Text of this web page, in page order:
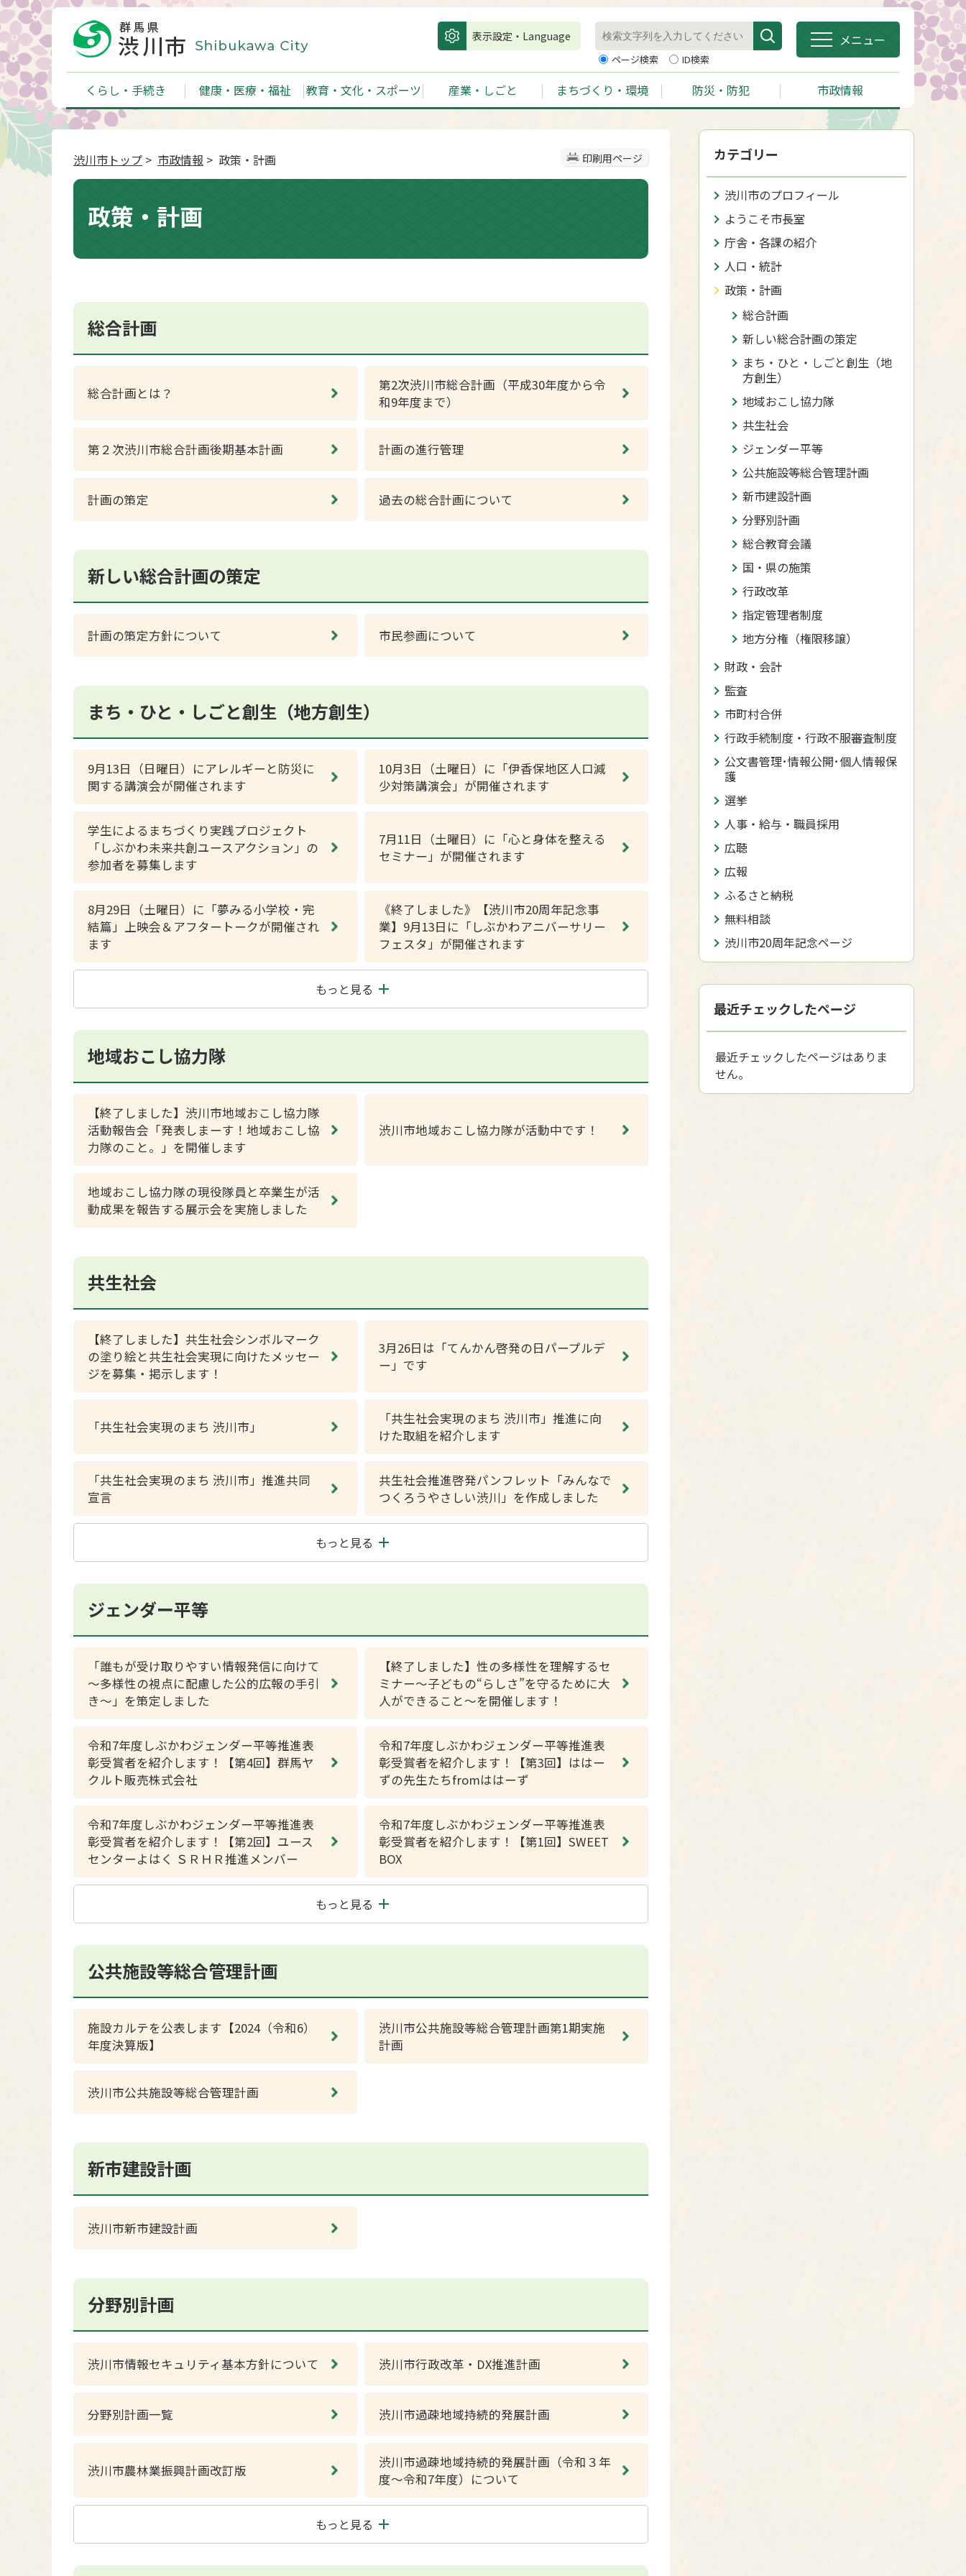
表示設定・Language
ページ検索 ID検索
メニュー
くらし・手続き 健康・医療・福祉 教育・文化・スポーツ 産業・しごと まちづくり・環境 防災・防犯 市政情報
印刷用ページ
渋川市トップ > 市政情報 > 政策・計画
政策・計画
総合計画
総合計画とは？
第2次渋川市総合計画（平成30年度から令
和9年度まで）
第２次渋川市総合計画後期基本計画 計画の進行管理
計画の策定 過去の総合計画について
新しい総合計画の策定
計画の策定方針について 市民参画について
まち・ひと・しごと創生（地方創生）
9月13日（日曜日）にアレルギーと防災に
関する講演会が開催されます
10月3日（土曜日）に「伊香保地区人口減
少対策講演会」が開催されます
学生によるまちづくり実践プロジェクト
「しぶかわ未来共創ユースアクション」の
参加者を募集します
7月11日（土曜日）に「心と身体を整える
セミナー」が開催されます
8月29日（土曜日）に「夢みる小学校・完
結篇」上映会＆アフタートークが開催され
ます
《終了しました》【渋川市20周年記念事
業】9月13日に「しぶかわアニバーサリー
フェスタ」が開催されます
もっと見る
地域おこし協力隊
【終了しました】渋川市地域おこし協力隊
活動報告会「発表しまーす！地域おこし協
力隊のこと。」を開催します
渋川市地域おこし協力隊が活動中です！
地域おこし協力隊の現役隊員と卒業生が活
動成果を報告する展示会を実施しました
共生社会
【終了しました】共生社会シンボルマーク
の塗り絵と共生社会実現に向けたメッセー
ジを募集・掲示します！
3月26日は「てんかん啓発の日パープルデ
ー」です
「共生社会実現のまち 渋川市」
「共生社会実現のまち 渋川市」推進に向
けた取組を紹介します
「共生社会実現のまち 渋川市」推進共同
宣言
共生社会推進啓発パンフレット「みんなで
つくろうやさしい渋川」を作成しました
もっと見る
ジェンダー平等
「誰もが受け取りやすい情報発信に向けて
～多様性の視点に配慮した公的広報の手引
き～」を策定しました
【終了しました】性の多様性を理解するセ
ミナー～子どもの“らしさ”を守るために大
人ができること～を開催します！
令和7年度しぶかわジェンダー平等推進表
彰受賞者を紹介します！【第4回】群馬ヤ
クルト販売株式会社
令和7年度しぶかわジェンダー平等推進表
彰受賞者を紹介します！【第3回】ははー
ずの先生たちfromははーず
令和7年度しぶかわジェンダー平等推進表
彰受賞者を紹介します！【第2回】ユース
センターよはく ＳＲＨＲ推進メンバー
令和7年度しぶかわジェンダー平等推進表
彰受賞者を紹介します！【第1回】SWEET
BOX
もっと見る
公共施設等総合管理計画
施設カルテを公表します【2024（令和6）
年度決算版】
渋川市公共施設等総合管理計画第1期実施
計画
渋川市公共施設等総合管理計画
新市建設計画
渋川市新市建設計画
分野別計画
渋川市情報セキュリティ基本方針について 渋川市行政改革・DX推進計画
分野別計画一覧 渋川市過疎地域持続的発展計画
渋川市農林業振興計画改訂版
渋川市過疎地域持続的発展計画（令和３年
度〜令和7年度）について
もっと見る
カテゴリー
渋川市のプロフィール
ようこそ市長室
庁舎・各課の紹介
人口・統計
政策・計画
総合計画
新しい総合計画の策定
まち・ひと・しごと創生（地
方創生）
地域おこし協力隊
共生社会
ジェンダー平等
公共施設等総合管理計画
新市建設計画
分野別計画
総合教育会議
国・県の施策
行政改革
指定管理者制度
地方分権（権限移譲）
財政・会計
監査
市町村合併
行政手続制度・行政不服審査制度
公文書管理･情報公開･個人情報保
護
選挙
人事・給与・職員採用
広聴
広報
ふるさと納税
無料相談
渋川市20周年記念ページ
最近チェックしたページ
最近チェックしたページはありま
せん。